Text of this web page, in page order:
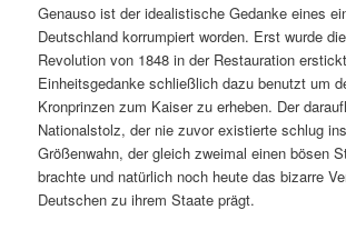
Genauso ist der idealistische Gedanke eines
Deutschland korrumpiert worden. Erst wurde
Revolution von 1848 in der Restauration
Einheitsgedanke schließlich dazu benutzt um
Kronprinzen zum Kaiser zu erheben. Der
Nationalstolz, der nie zuvor existierte schlug
Größenwahn, der gleich zweimal einen bösen
brachte und natürlich noch heute das bizarre
Deutschen zu ihrem Staate prägt.